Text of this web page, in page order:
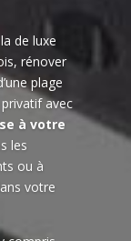
de luxe
rénover
plage
avec
à votre
les
ou à
votre